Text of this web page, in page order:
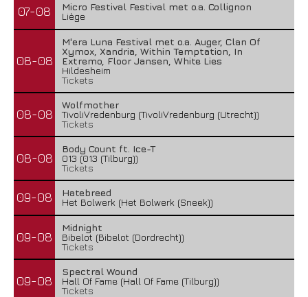
07-08
Micro Festival Festival met o.a. Collignon
Liège
08-08
M'era Luna Festival met o.a. Auger, Clan Of
Xymox, Xandria, Within Temptation, In
Extremo, Floor Jansen, White Lies
Hildesheim
Tickets
08-08
Wolfmother
TivoliVredenburg (TivoliVredenburg (Utrecht))
Tickets
08-08
Body Count ft. Ice-T
013 (013 (Tilburg))
Tickets
09-08
Hatebreed
Het Bolwerk (Het Bolwerk (Sneek))
09-08
Midnight
Bibelot (Bibelot (Dordrecht))
Tickets
09-08
Spectral Wound
Hall Of Fame (Hall Of Fame (Tilburg))
Tickets